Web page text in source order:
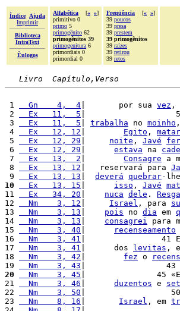
Índice
Ajuda
Imprimir
Biblioteca
IntraText
Èulogos
Alfabética [« »]
primitivo 0
primo 5
primogênito 62
primogênitos 39
primogenitura 6
primordiais 0
primordial 0
Freqüência [« »]
39 poucos
39 presa
39 prestem
39 primogênitos
39 raízes
39 retirou
39 retos
Livro  Capítulo,Verso
1
  Gn    4,  4
|       por sua vez ,
2
  Ex   11,  5
|                   5
3
  Ex   11,  5
trabalha no moinho
4
  Ex   12, 12
Egito ,
5
  Ex   12, 29
noite , Javé
6
  Ex   12, 29
estava na
7
  Ex   13,  2
Consagre a
8
  Ex   13, 12
|   reservará para
9
  Ex   13, 13
deverá quebrar-
10
  Ex   13, 15
isso , Javé
11
  Ex   34, 20
nuca dele .
12
  Nm    3, 12
Israel , para
13
  Nm    3, 13
pois no dia em
14
  Nm    3, 13
consagrei para
15
  Nm    3, 40
recenseamento
16
  Nm    3, 41
|                41
17
  Nm    3, 41
|      dos levitas ,
18
  Nm    3, 42
fez o
19
  Nm    3, 43
|                 43
20
  Nm    3, 45
|               45
21
  Nm    3, 46
duzentos e
22
  Nm    3, 50
|
23
  Nm    8, 16
Israel , em